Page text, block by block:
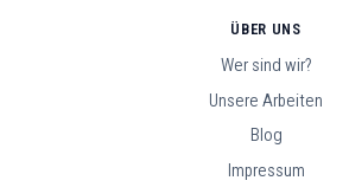
ÜBER UNS
Wer sind wir?
Unsere Arbeiten
Blog
Impressum